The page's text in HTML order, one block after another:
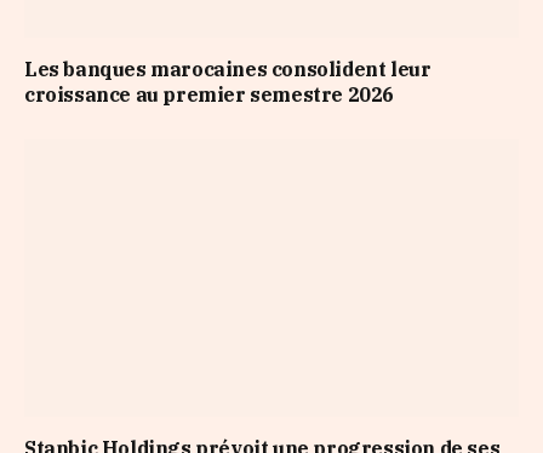
Les banques marocaines consolident leur
croissance au premier semestre 2026